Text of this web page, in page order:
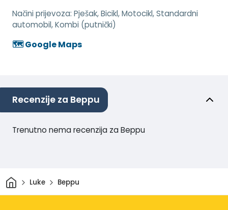
Načini prijevoza: Pješak, Bicikl, Motocikl, Standardni
automobil, Kombi (putnički)
🗺️ Google Maps
Recenzije za Beppu
Trenutno nema recenzija za Beppu
DomLuke Beppu